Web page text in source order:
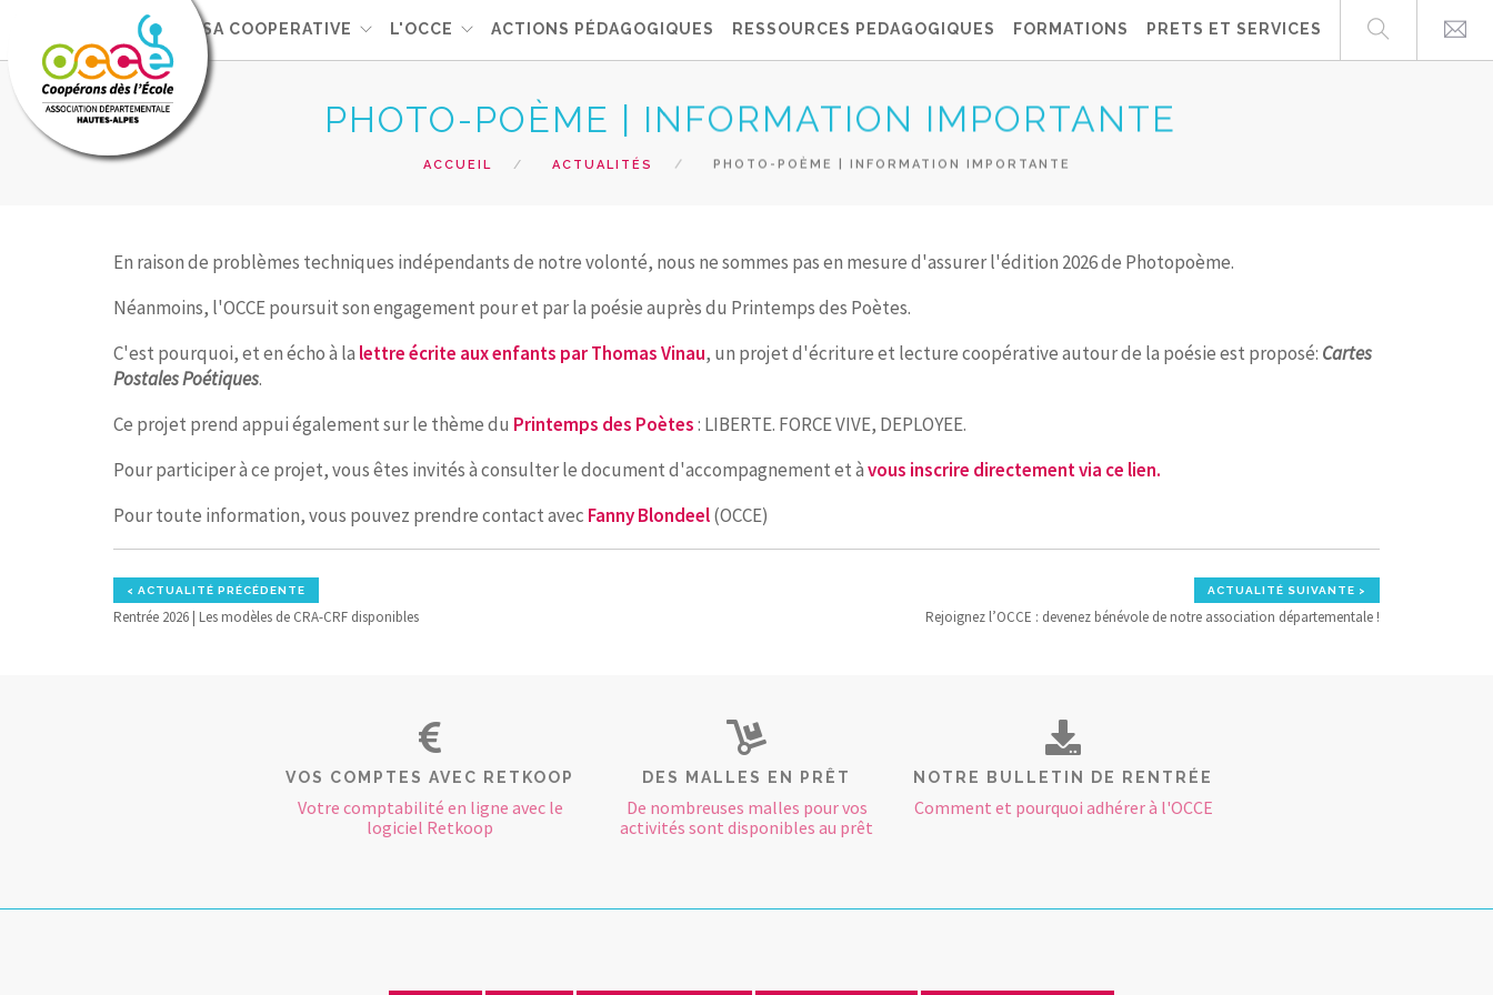
GERER SA COOPERATIVE L'OCCE ACTIONS PÉDAGOGIQUES RESSOURCES PEDAGOGIQUES FORMATIONS PRETS ET SERVICES
PHOTO-POÈME | INFORMATION IMPORTANTE
ACCUEIL ACTUALITÉS PHOTO-POÈME | INFORMATION IMPORTANTE
En raison de problèmes techniques indépendants de notre volonté, nous ne sommes pas en mesure d'assurer l'édition 2026 de Photopoème.
Néanmoins, l'OCCE poursuit son engagement pour et par la poésie auprès du Printemps des Poètes.
C'est pourquoi, et en écho à la lettre écrite aux enfants par Thomas Vinau, un projet d'écriture et lecture coopérative autour de la poésie est proposé: Cartes
Postales Poétiques.
Ce projet prend appui également sur le thème du Printemps des Poètes: LIBERTE. FORCE VIVE, DEPLOYEE.
Pour participer à ce projet, vous êtes invités à consulter le document d'accompagnement et àvous inscrire directement via ce lien.
Pour toute information, vous pouvez prendre contact avec Fanny Blondeel(OCCE)
< ACTUALITÉ PRÉCÉDENTE
Rentrée 2026 | Les modèles de CRA-CRF disponibles
ACTUALITÉ SUIVANTE >
Rejoignez l’OCCE : devenez bénévole de notre association départementale !
VOS COMPTES AVEC RETKOOP
Votre comptabilité en ligne avec le
logiciel Retkoop
DES MALLES EN PRÊT
De nombreuses malles pour vos
activités sont disponibles au prêt
NOTRE BULLETIN DE RENTRÉE
Comment et pourquoi adhérer à l'OCCE